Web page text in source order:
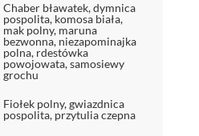
Chaber bławatek, dymnica
pospolita, komosa biała,
mak polny, maruna
bezwonna, niezapominajka
polna, rdestówka
powojowata, samosiewy
grochu
Fiołek polny, gwiazdnica
pospolita, przytulia czepna